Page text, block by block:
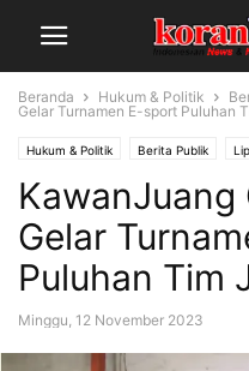
Beranda Hukum & Politik
Gelar Turnamen E-sport Puluhan
Hukum & Politik Berita Publik
KawanJuang
Gelar
Puluhan Tim
Minggu, 12 November 2023